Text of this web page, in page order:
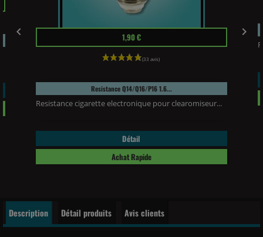
 Prix 1,90 €
Resistance Q14/Q16/P16 1.6...
Resistance cigarette electronique pour clearomiseur...
Détail
Achat Rapide

Description Détail produits Avis clients